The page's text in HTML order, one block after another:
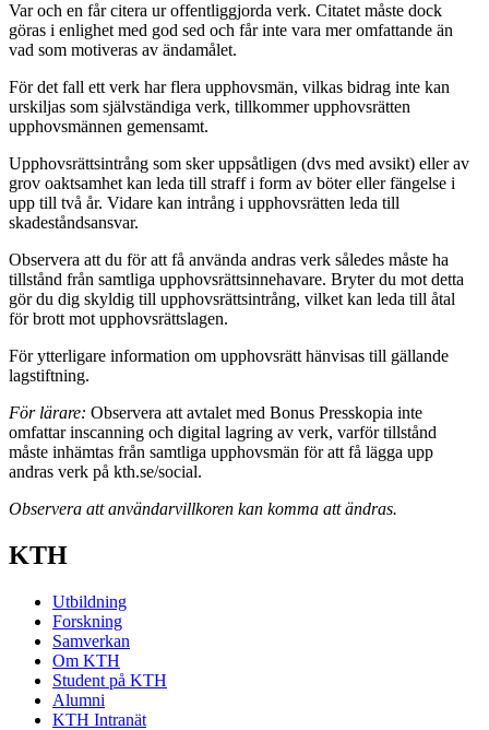
Var och en får citera ur offentliggjorda verk. Citatet måste dock
göras i enlighet med god sed och får inte vara mer omfattande än
vad som motiveras av ändamålet.
För det fall ett verk har flera upphovsmän, vilkas bidrag inte kan
urskiljas som självständiga verk, tillkommer upphovsrätten
upphovsmännen gemensamt.
Upphovsrättsintrång som sker uppsåtligen (dvs med avsikt) eller av
grov oaktsamhet kan leda till straff i form av böter eller fängelse i
upp till två år. Vidare kan intrång i upphovsrätten leda till
skadeståndsansvar.
Observera att du för att få använda andras verk således måste ha
tillstånd från samtliga upphovsrättsinnehavare. Bryter du mot detta
gör du dig skyldig till upphovsrättsintrång, vilket kan leda till åtal
för brott mot upphovsrättslagen.
För ytterligare information om upphovsrätt hänvisas till gällande
lagstiftning.
För lärare: Observera att avtalet med Bonus Presskopia inte
omfattar inscanning och digital lagring av verk, varför tillstånd
måste inhämtas från samtliga upphovsmän för att få lägga upp
andras verk på kth.se/social.
Observera att användarvillkoren kan komma att ändras.
KTH
Utbildning
Forskning
Samverkan
Om KTH
Student på KTH
Alumni
KTH Intranät